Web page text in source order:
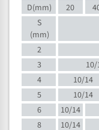
D(mm) 20
S
(mm)
2
3
4
10/14
5
10/14
6
10/14
8
10/14